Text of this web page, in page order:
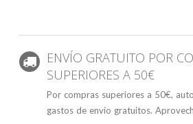
ENVÍO GRATUITO POR
SUPERIORES A 50€
Por compras superiores a 50€,
gastos de envío gratuitos.